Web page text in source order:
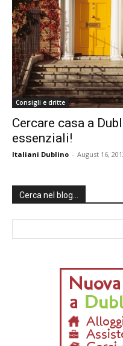
Consigli e dritte
Cercare casa a
essenziali!
Italiani Dublino - August 16,
Cerca nel blog…